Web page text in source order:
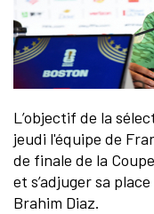
L’objectif de la
jeudi l'équipe de
de finale de la
et s’adjuger sa
Brahim Diaz.